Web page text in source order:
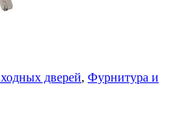
дверей, Фурнитура и